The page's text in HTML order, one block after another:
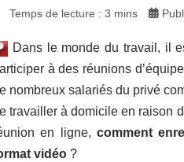
Temps de lecture : 3 mins
Dans le monde du travail, il
à des réunions
nombreux salariés du privé
travailler à domicile en raison
en ligne, comment
vidéo ?